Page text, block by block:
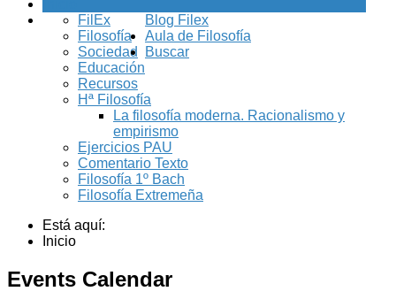
Blog Filex
FilEx
Filosofía
Sociedad
Educación
Recursos
Aula de Filosofía
Hª Filosofía
La filosofía moderna. Racionalismo y
empirismo
Ejercicios PAU
Comentario Texto
Filosofía 1º Bach
Filosofía Extremeña
Buscar
Está aquí:
Inicio
Events Calendar